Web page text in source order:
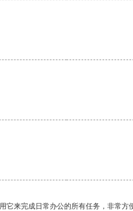
来完成日常办公的所有任务，非常方